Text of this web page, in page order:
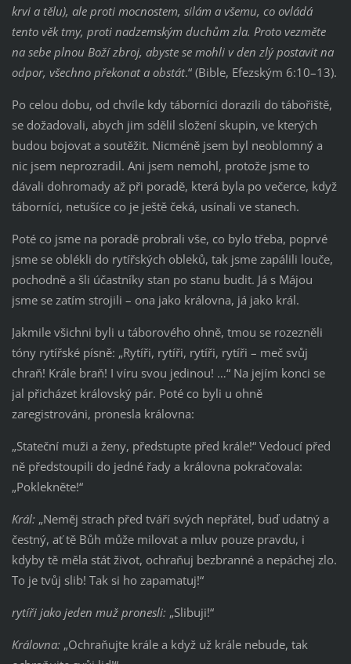
krvi a tělu), ale proti mocnostem, silám a všemu, co ovládá
tento věk tmy, proti nadzemským duchům zla. Proto vezměte
na sebe plnou Boží zbroj, abyste se mohli v den zlý postavit na
odpor, všechno překonat a obstát.“ (Bible, Efezským 6:10–13).
Po celou dobu, od chvíle kdy táborníci dorazili do tábořiště,
se dožadovali, abych jim sdělil složení skupin, ve kterých
budou bojovat a soutěžit. Nicméně jsem byl neoblomný a
nic jsem neprozradil. Ani jsem nemohl, protože jsme to
dávali dohromady až při poradě, která byla po večerce, když
táborníci, netušíce co je ještě čeká, usínali ve stanech.
Poté co jsme na poradě probrali vše, co bylo třeba, poprvé
jsme se oblékli do rytířských obleků, tak jsme zapálili louče,
pochodně a šli účastníky stan po stanu budit. Já s Májou
jsme se zatím strojili – ona jako královna, já jako král.
Jakmile všichni byli u táborového ohně, tmou se rozezněli
tóny rytířské písně: „Rytíři, rytíři, rytíři, rytíři – meč svůj
chraň! Krále braň! I víru svou jedinou! …“ Na jejím konci se
jal přicházet královský pár. Poté co byli u ohně
zaregistrováni, pronesla královna:
„Stateční muži a ženy, předstupte před krále!“ Vedoucí před
ně předstoupili do jedné řady a královna pokračovala:
„Poklekněte!“
Král:„Neměj strach před tváří svých nepřátel, buď udatný a
čestný, ať tě Bůh může milovat a mluv pouze pravdu, i
kdyby tě měla stát život, ochraňuj bezbranné a nepáchej zlo.
To je tvůj slib! Tak si ho zapamatuj!“
rytíři jako jeden muž pronesli:„Slibuji!“
Královna:„Ochraňujte krále a když už krále nebude, tak